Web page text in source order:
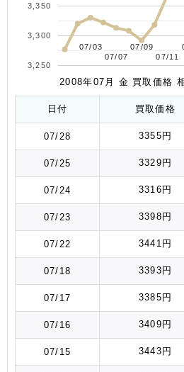
07/03
07/03
07/07
07/07
07/09
07/09
07/11
07/11
3,250
3,300
3,350
2008年07月 金 買取価格
日付 買取価格
07/28 3355円
07/25 3329円
07/24 3316円
07/23 3398円
07/22 3441円
07/18 3393円
07/17 3385円
07/16 3409円
07/15 3443円